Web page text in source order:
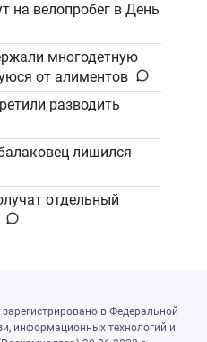
на велопробег в День
многодетную
от алиментов
разводить
лишился
отдельный
в Федеральной
информационных технологий и